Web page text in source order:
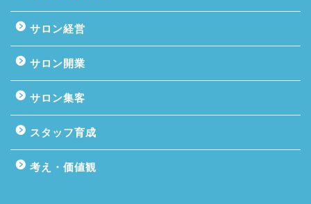
サロン経営
サロン開業
サロン集客
スタッフ育成
考え・価値観